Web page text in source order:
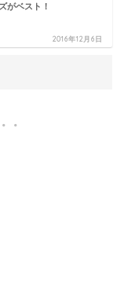
がベスト！
2016年12月6日